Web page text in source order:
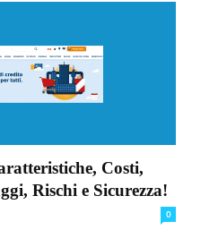
Costi,
Rischi e Sicurezza!
0